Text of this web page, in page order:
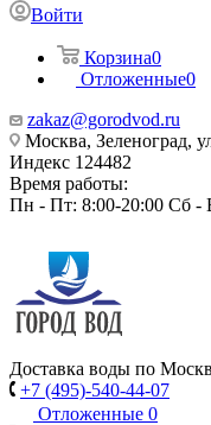
Войти
Корзина0
Отложенные0
zakaz@gorodvod.ru
Москва, Зеленоград,
Индекс 124482
Время работы:
Пн - Пт: 8:00-20:00 Сб -
Доставка воды по
+7 (495)-540-44-07
Отложенные 0